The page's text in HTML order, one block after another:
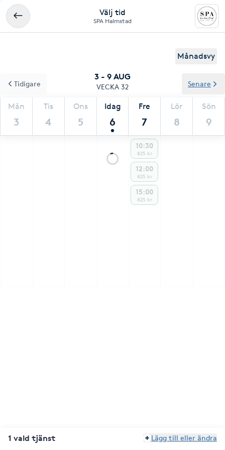
Välj tid
SPA Halmstad
Månadsvy
3 - 9 AUG
VECKA 32
Mån
3
Tis
4
Ons
5
Idag
6
Fre
7
Lör
8
Sön
9
Tidigare Senare
10:30
825 kr
12:00
825 kr
15:00
825 kr
1 vald tjänst Lägg till eller ändra